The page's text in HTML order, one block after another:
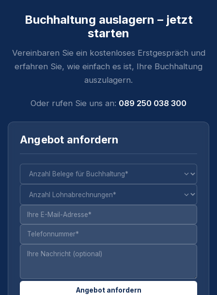
Buchhaltung auslagern – jetzt
starten
Vereinbaren Sie ein kostenloses Erstgespräch und
erfahren Sie, wie einfach es ist, Ihre Buchhaltung
auszulagern.
Oder rufen Sie uns an: 089 250 038 300
Angebot anfordern
Angebot anfordern